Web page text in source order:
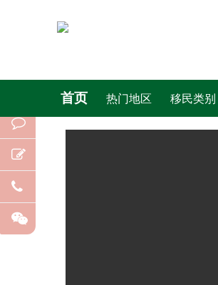
首页 热门地区 移民类别